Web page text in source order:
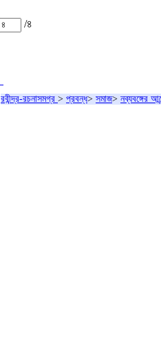
/৪
রবীন্দ্র-রচনাসমগ্র > প্রবন্ধ> সমাজ> নব্যবঙ্গের